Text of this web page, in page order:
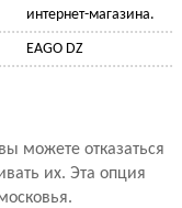
интернет-магазина.
EAGO DZ
можете отказаться
их. Эта опция